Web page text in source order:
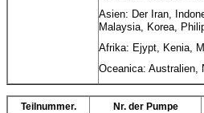
Asien: Der Iran,
Malaysia, Korea,
Afrika: Ejypt, Kenia,
Oceanica: Australien,
Teilnummer. Nr. der Pumpe